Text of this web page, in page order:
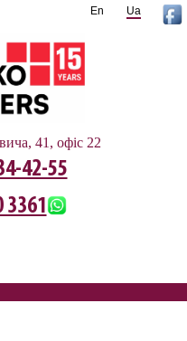
Ua
En
41, офіс 22
42-55
3361